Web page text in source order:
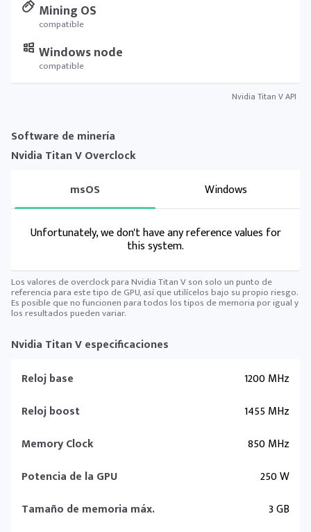
Mining OS
compatible
Windows node
compatible
Nvidia Titan V API
Software de minería
Nvidia Titan V Overclock
msOS
Windows
Unfortunately, we don't have any reference values for
this system.
Los valores de overclock para Nvidia Titan V son solo un punto de
referencia para este tipo de GPU, así que utilícelos bajo su propio riesgo.
Es posible que no funcionen para todos los tipos de memoria por igual y
los resultados pueden variar.
Nvidia Titan V especificaciones
Reloj base
1200 MHz
Reloj boost
1455 MHz
Memory Clock
850 MHz
Potencia de la GPU
250 W
Tamaño de memoria máx.
3 GB